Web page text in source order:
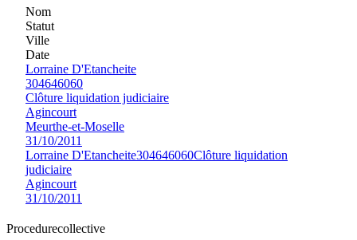
Nom
Statut
Ville
Date
Lorraine D'Etancheite
304646060
Clôture liquidation judiciaire
Agincourt
Meurthe-et-Moselle
31/10/2011
Lorraine D'Etancheite304646060Clôture liquidation
judiciaire
Agincourt
31/10/2011
Procedurecollective